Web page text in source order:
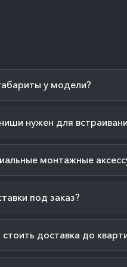
у модели?
нужен для
монтажные
под заказ?
доставка до